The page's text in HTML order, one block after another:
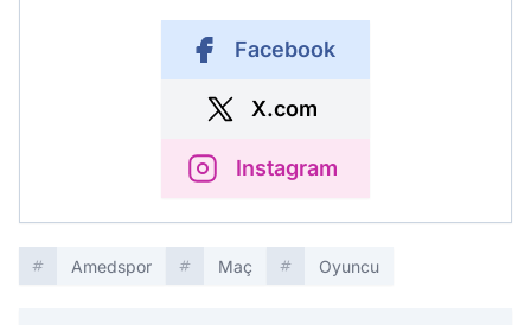
Facebook
X.com
Instagram
Amedspor Maç Oyuncu